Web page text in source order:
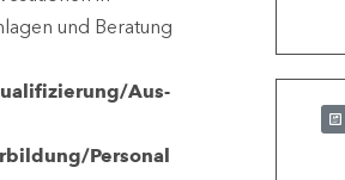
und Beratung
Aus-
Personal